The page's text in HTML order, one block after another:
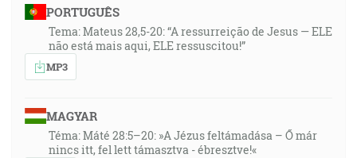
PORTUGUÊS
Tema: Mateus 28,5-20: “A ressurreição de Jesus — ELE
não está mais aqui, ELE ressuscitou!”
MP3
MAGYAR
Téma: Máté 28:5–20: »A Jézus feltámadása – Ő már
nincs itt, fel lett támasztva - ébresztve!«